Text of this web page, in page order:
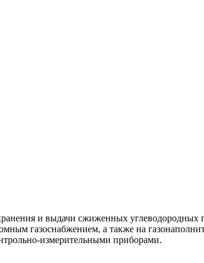
и выдачи сжиженных углеводородных
газоснабжением, а также на
измерительными приборами.